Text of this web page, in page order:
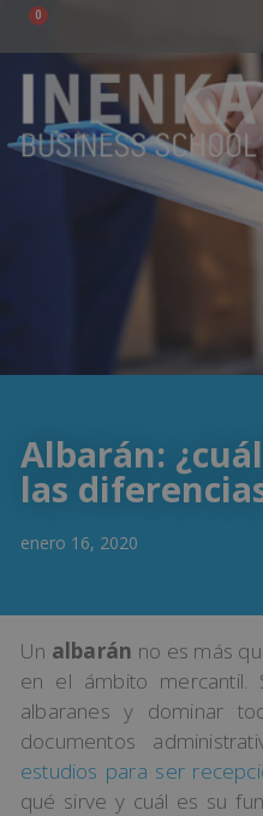
0
Albarán:
las
enero 16, 2020
Un albarán no es más
en el ámbito mercantil.
albaranes y dominar
documentos
estudios para ser
qué sirve y cuál es su